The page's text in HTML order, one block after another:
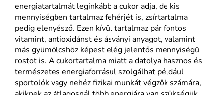
energiatartalmát leginkább a cukor adja, de kis
mennyiségben tartalmaz fehérjét is, zsírtartalma
pedig elenyésző. Ezen kívül tartalmaz pár fontos
vitamint, antioxidánst és ásványi anyagot, valamint
más gyümölcshöz képest elég jelentős mennyiségű
rostot is. A cukortartalma miatt a datolya hasznos és
természetes energiaforrásul szolgálhat például
sportolók vagy nehéz fizikai munkát végzők számára,